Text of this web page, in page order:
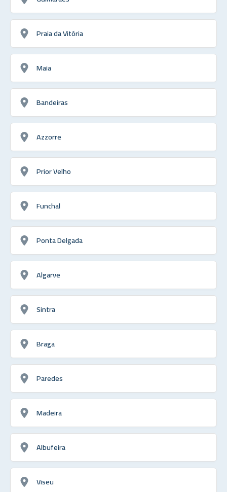
Praia da Vitória
Maia
Bandeiras
Azzorre
Prior Velho
Funchal
Ponta Delgada
Algarve
Sintra
Braga
Paredes
Madeira
Albufeira
Viseu